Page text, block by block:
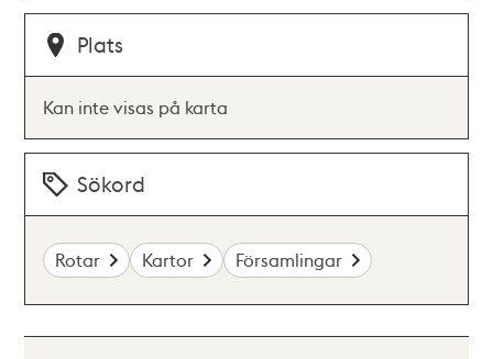
Plats
Kan inte visas på karta
Sökord
Rotar Kartor Församlingar